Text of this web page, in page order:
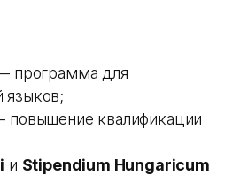
программа для
языков;
квалификации
и Stipendium Hungaricum